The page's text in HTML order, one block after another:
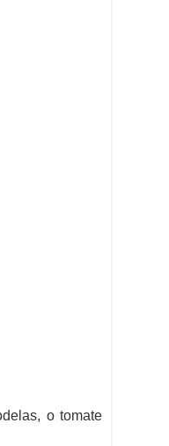
o tomate